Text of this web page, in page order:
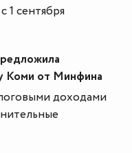
1 сентября
Коми от Минфина
доходами